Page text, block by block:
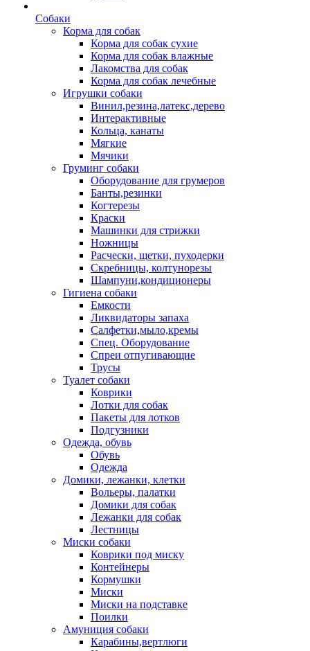
Собаки
Корма для собак
Корма для собак сухие
Корма для собак влажные
Лакомства для собак
Корма для собак лечебные
Игрушки собаки
Винил,резина,латекс,дерево
Интерактивные
Кольца, канаты
Мягкие
Мячики
Груминг собаки
Оборудование для грумеров
Банты,резинки
Когтерезы
Краски
Машинки для стрижки
Ножницы
Расчески, щетки, пуходерки
Скребницы, колтунорезы
Шампуни,кондиционеры
Гигиена собаки
Емкости
Ликвидаторы запаха
Салфетки,мыло,кремы
Спец. Оборудование
Спреи отпугивающие
Трусы
Туалет собаки
Коврики
Лотки для собак
Пакеты для лотков
Подгузники
Одежда, обувь
Обувь
Одежда
Домики, лежанки, клетки
Вольеры, палатки
Домики для собак
Лежанки для собак
Лестницы
Миски собаки
Коврики под миску
Контейнеры
Кормушки
Миски
Миски на подставке
Поилки
Амуниция собаки
Карабины,вертлюги